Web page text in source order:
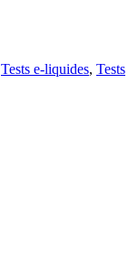
Tests e-liquides, Tests